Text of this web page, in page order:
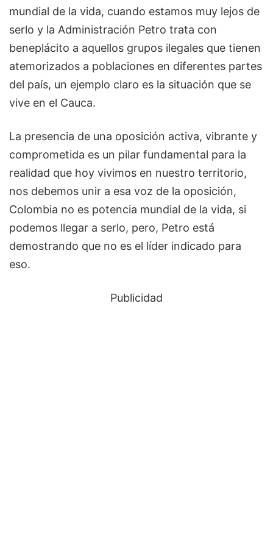
mundial de la vida, cuando estamos muy lejos de
serlo y la Administración Petro trata con
beneplácito a aquellos grupos ilegales que tienen
atemorizados a poblaciones en diferentes partes
del país, un ejemplo claro es la situación que se
vive en el Cauca.
La presencia de una oposición activa, vibrante y
comprometida es un pilar fundamental para la
realidad que hoy vivimos en nuestro territorio,
nos debemos unir a esa voz de la oposición,
Colombia no es potencia mundial de la vida, si
podemos llegar a serlo, pero, Petro está
demostrando que no es el líder indicado para
eso.
Publicidad